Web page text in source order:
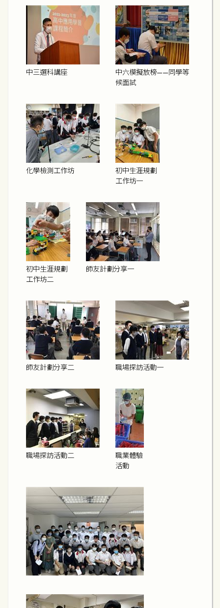
中三選科講座
中六模擬放榜——同學等
候面試
化學檢測工作坊
初中生涯規劃
工作坊一
初中生涯規劃
工作坊二
師友計劃分享一
師友計劃分享二 職場探訪活動一
職場探訪活動二
職業體驗
活動